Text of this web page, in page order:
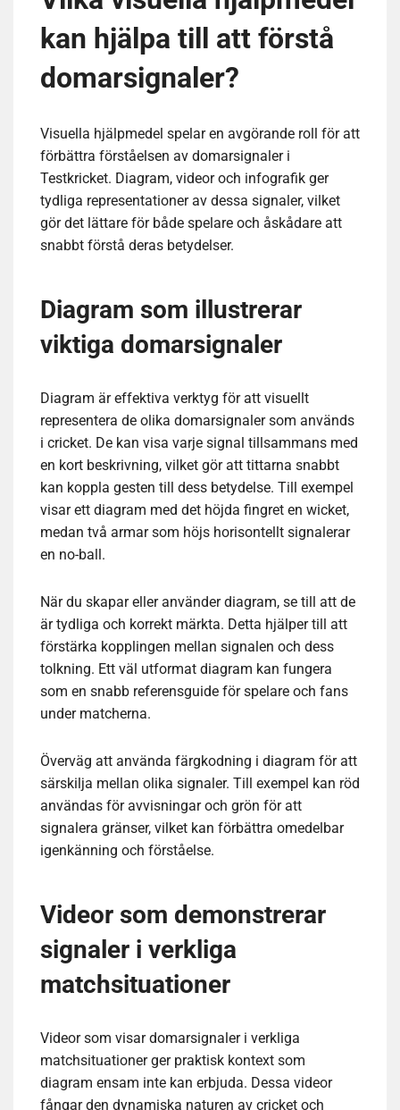
kan hjälpa till att förstå
domarsignaler?
Visuella hjälpmedel spelar en avgörande roll för att
förbättra förståelsen av domarsignaler i
Testkricket. Diagram, videor och infografik ger
tydliga representationer av dessa signaler, vilket
gör det lättare för både spelare och åskådare att
snabbt förstå deras betydelser.
Diagram som illustrerar
viktiga domarsignaler
Diagram är effektiva verktyg för att visuellt
representera de olika domarsignaler som används
i cricket. De kan visa varje signal tillsammans med
en kort beskrivning, vilket gör att tittarna snabbt
kan koppla gesten till dess betydelse. Till exempel
visar ett diagram med det höjda fingret en wicket,
medan två armar som höjs horisontellt signalerar
en no-ball.
När du skapar eller använder diagram, se till att de
är tydliga och korrekt märkta. Detta hjälper till att
förstärka kopplingen mellan signalen och dess
tolkning. Ett väl utformat diagram kan fungera
som en snabb referensguide för spelare och fans
under matcherna.
Överväg att använda färgkodning i diagram för att
särskilja mellan olika signaler. Till exempel kan röd
användas för avvisningar och grön för att
signalera gränser, vilket kan förbättra omedelbar
igenkänning och förståelse.
Videor som demonstrerar
signaler i verkliga
matchsituationer
Videor som visar domarsignaler i verkliga
matchsituationer ger praktisk kontext som
diagram ensam inte kan erbjuda. Dessa videor
fångar den dynamiska naturen av cricket och